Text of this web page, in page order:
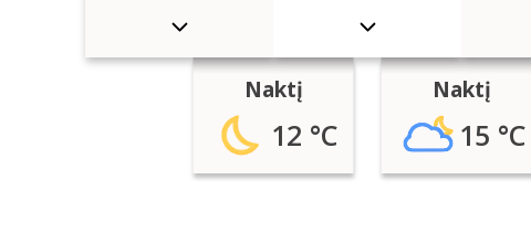
Naktį
12 °C
Naktį
15 °C